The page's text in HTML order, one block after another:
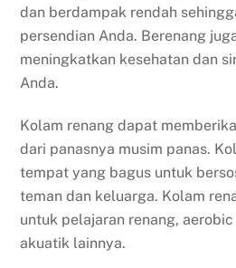
dan berdampak rendah
persendian Anda. Berenang
meningkatkan kesehatan dan
Anda.
Kolam renang dapat
dari panasnya musim panas.
tempat yang bagus untuk
teman dan keluarga. Kolam
untuk pelajaran renang,
akuatik lainnya.